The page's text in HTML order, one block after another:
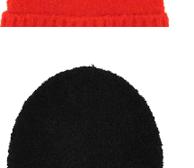
LOEVENICH
Elegante zomerhoed met een brede rand
Laagste prijs van de afgelopen 30
dagen**: 47,96 €